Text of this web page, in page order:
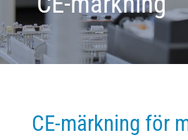
CE-märkning för